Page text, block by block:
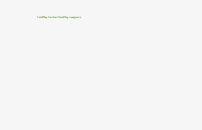
Healthy food and healthy swappers